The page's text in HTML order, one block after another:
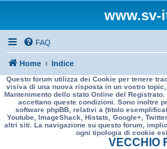
www.sv-
FAQ
Home Indice
Questo forum utilizza dei Cookie per tenere
visiva di una nuova risposta in un vostro
Mantenimento dello stato Online del
accettano queste condizioni. Sono inoltre
software phpBB, relativi a (titolo
Youtube, ImageShack, Histats, Google+,
altri siti. La navigazione su questo forum,
ogni tipologia di cookie
VECCHIO